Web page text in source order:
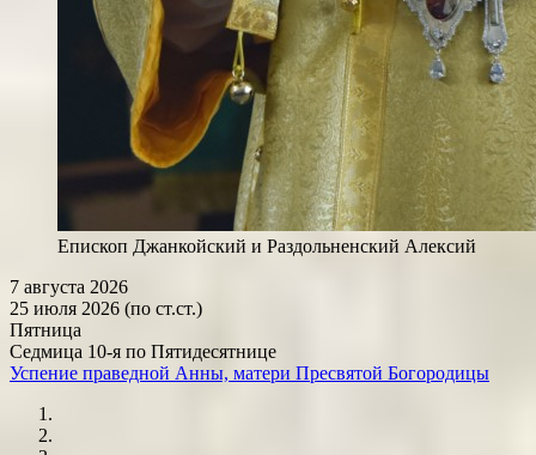
Епископ Джанкойский и Раздольненский Алексий
7 августа 2026
25 июля 2026 (по ст.ст.)
Пятница
Седмица 10-я по Пятидесятнице
Успение праведной Анны, матери Пресвятой Богородицы